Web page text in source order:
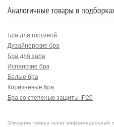
Аналогичные товары в
Бра для гостиной
Дизайнерские бра
Бра для зала
Испанские бра
Белые бра
Коричневые бра
Бра со степенью защиты IP20
Описание товара носит информационный